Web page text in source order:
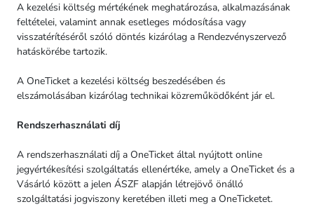
A kezelési költség mértékének meghatározása, alkalmazásának
feltételei, valamint annak esetleges módosítása vagy
visszatérítéséről szóló döntés kizárólag a Rendezvényszervező
hatáskörébe tartozik.
A OneTicket a kezelési költség beszedésében és
elszámolásában kizárólag technikai közreműködőként jár el.
Rendszerhasználati díj
A rendszerhasználati díj a OneTicket által nyújtott online
jegyértékesítési szolgáltatás ellenértéke, amely a OneTicket és a
Vásárló között a jelen ÁSZF alapján létrejövő önálló
szolgáltatási jogviszony keretében illeti meg a OneTicketet.